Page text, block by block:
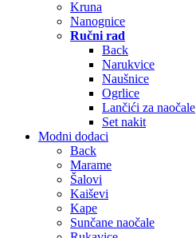
Kruna
Nanognice
Ručni rad
Back
Narukvice
Naušnice
Ogrlice
Lančići za naočale
Set nakit
Modni dodaci
Back
Marame
Šalovi
Kaiševi
Kape
Sunčane naočale